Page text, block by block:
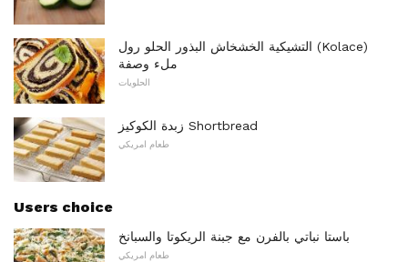
التشيكية الخشخاش البذور الحلو رول (Kolace)
ملء وصفة
الحلويات
زبدة الكوكيز Shortbread
طعام امريكي
Users choice
باستا نباتي بالفرن مع جبنة الريكوتا والسبانخ
طعام امريكي